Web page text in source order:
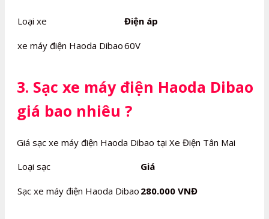
Loại xe Điện áp
xe máy điện Haoda Dibao60V
3. Sạc xe máy điện Haoda Dibao
giá bao nhiêu ?
Giá sạc xe máy điện Haoda Dibao tại Xe Điện Tân Mai
Loại sạc
Giá
Sạc xe máy điện Haoda Dibao 280.000 VNĐ